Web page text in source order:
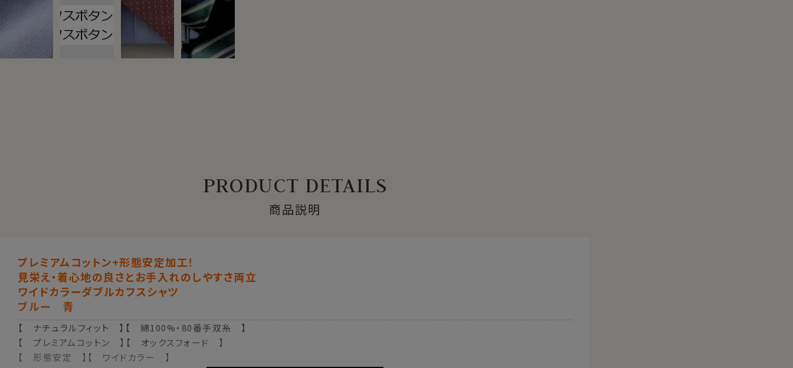
PRODUCT DETAILS
商品説明
プレミアムコットン+形態安定加工！
見栄え・着心地の良さとお手入れのしやすさ両立
ワイドカラーダブルカフスシャツ
ブルー 青
【 ナチュラルフィット 】【 綿100%・80番手双糸 】
【 プレミアムコットン 】【 オックスフォード 】
【 形態安定 】【 ワイドカラー 】